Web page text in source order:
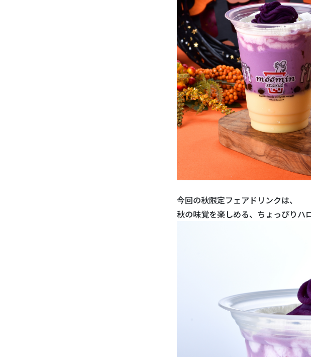
今回の秋限定フェアドリンクは、
秋の味覚を楽しめる、ちょっぴりハ